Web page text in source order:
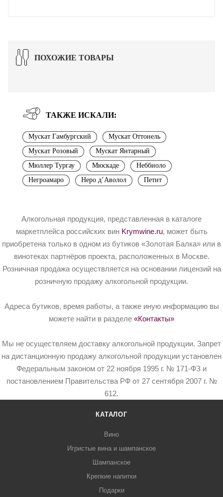
ПОХОЖИЕ ТОВАРЫ
ТАКЖЕ ИСКАЛИ:
Мускат Гамбургский
Мускат Оттонель
Мускат Розовый
Мускат Янтарный
Мюллер Тургау
Мюскаде
Неббиоло
Негроамаро
Неро д’Аволол Петит
Алкогольная продукция, представленная в каталоге
маркетплейса российских вин Krymwine.ru, может быть
приобретена только в одном из бутиков «Золотая Балка» или в
винотеках партнёров проекта, расположенных в Москве.
Розничная продажа осуществляется на основании лицензий на
розничную продажу алкогольной продукции.
Адреса бутиков, время работы, а также иную информацию вы
можете найти в разделе «Контакты»
Мы не осуществляем доставку алкогольной продукции. Запрет
на дистанционную продажу алкогольной продукции установлен
Федеральным законом от 22 ноября 1995 г. № 171-ФЗ и
постановлением Правительства РФ от 27 сентября 2007 г. №
612.
КАТАЛОГ
Вино
Игристые вина и шампанское
Шампанское
Крепкие напитки
Подарки